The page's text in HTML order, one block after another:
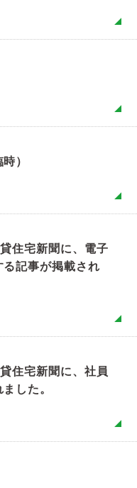
）
住宅新聞に、電子
記事が掲載され
住宅新聞に、社員
した。